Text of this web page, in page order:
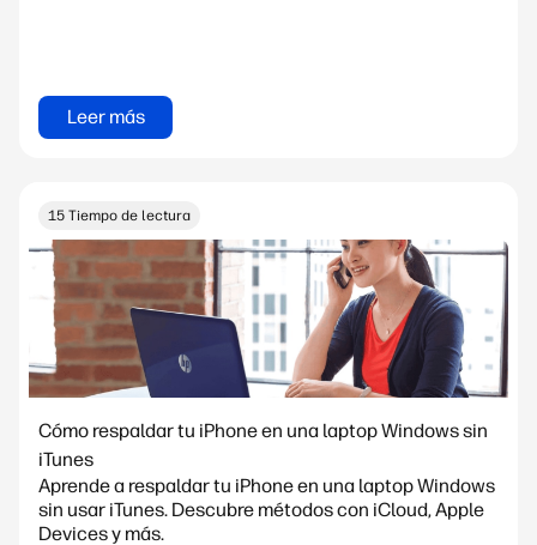
Leer más
15 Tiempo de lectura
Cómo respaldar tu iPhone en una laptop Windows sin
iTunes
Aprende a respaldar tu iPhone en una laptop Windows
sin usar iTunes. Descubre métodos con iCloud, Apple
Devices y más.